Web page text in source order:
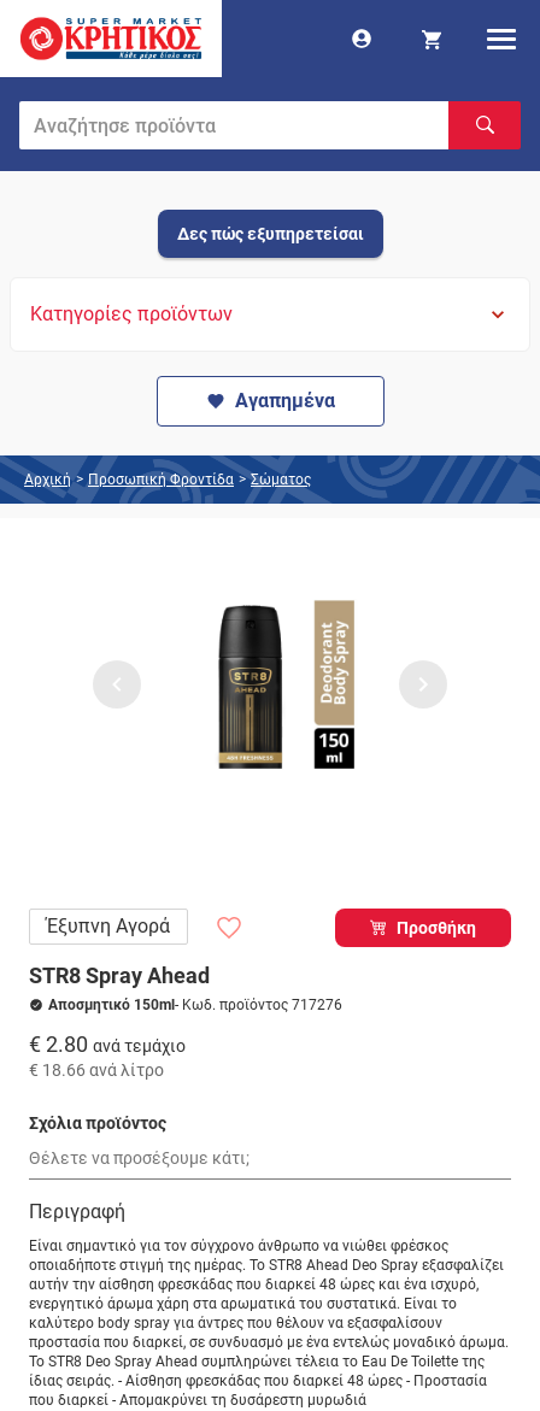
Δες πώς εξυπηρετείσαι
Κατηγορίες προϊόντων
Αγαπημένα
Αρχική > Προσωπική Φροντίδα > Σώματος
Έξυπνη Αγορά Προσθήκη
STR8 Spray Ahead
Αποσμητικό 150ml - Κωδ. προϊόντος 717276
€ 2.80 ανά τεμάχιο
€ 18.66 ανά λίτρο
Σχόλια προϊόντος
Περιγραφή
Είναι σημαντικό για τον σύγχρονο άνθρωπο να νιώθει φρέσκος
οποιαδήποτε στιγμή της ημέρας. Το STR8 Ahead Deo Spray εξασφαλίζει
αυτήν την αίσθηση φρεσκάδας που διαρκεί 48 ώρες και ένα ισχυρό,
ενεργητικό άρωμα χάρη στα αρωματικά του συστατικά. Είναι το
καλύτερο body spray για άντρες που θέλουν να εξασφαλίσουν
προστασία που διαρκεί, σε συνδυασμό με ένα εντελώς μοναδικό άρωμα.
Το STR8 Deo Spray Ahead συμπληρώνει τέλεια το Eau De Toilette της
ίδιας σειράς. - Αίσθηση φρεσκάδας που διαρκεί 48 ώρες - Προστασία
που διαρκεί - Απομακρύνει τη δυσάρεστη μυρωδιά